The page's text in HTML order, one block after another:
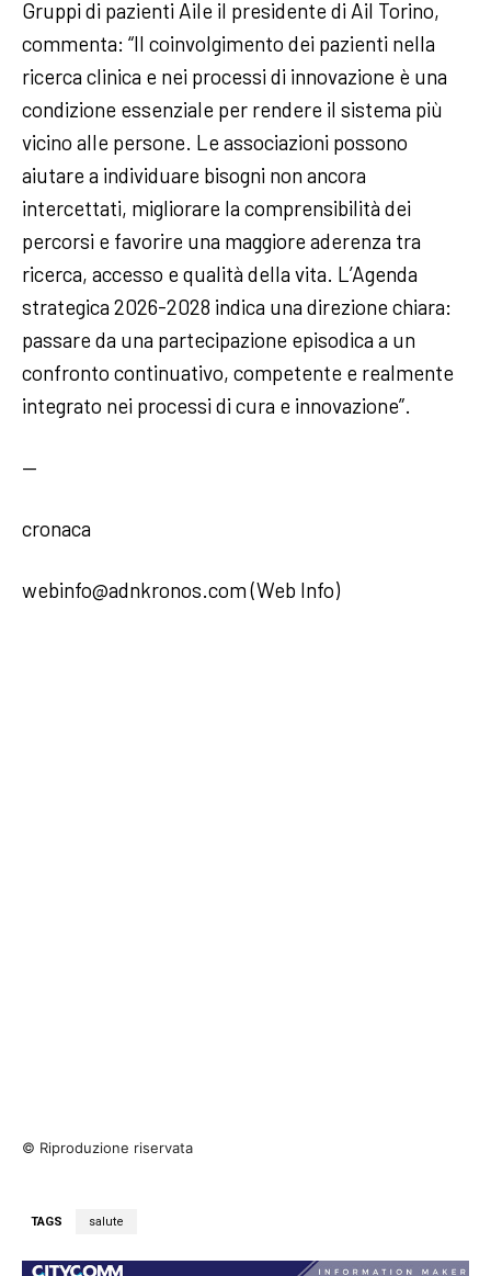
Gruppi di pazienti Aile il presidente di Ail Torino,
commenta: “Il coinvolgimento dei pazienti nella
ricerca clinica e nei processi di innovazione è una
condizione essenziale per rendere il sistema più
vicino alle persone. Le associazioni possono
aiutare a individuare bisogni non ancora
intercettati, migliorare la comprensibilità dei
percorsi e favorire una maggiore aderenza tra
ricerca, accesso e qualità della vita. L’Agenda
strategica 2026-2028 indica una direzione chiara:
passare da una partecipazione episodica a un
confronto continuativo, competente e realmente
integrato nei processi di cura e innovazione”.
—
cronaca
webinfo@adnkronos.com (Web Info)
© Riproduzione riservata
TAGS salute